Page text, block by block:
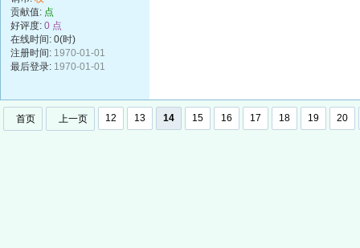
贡献值: 点
好评度: 0 点
在线时间: 0(时)
注册时间: 1970-01-01
最后登录: 1970-01-01
首页 上一页 12 13 14 15 16 17 18 19 20